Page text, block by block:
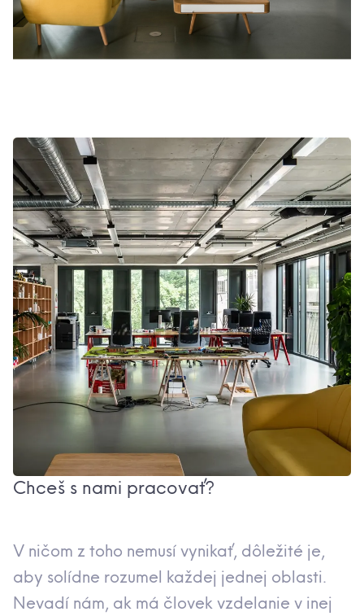
Chceš s nami pracovať?
V ničom z toho nemusí vynikať, dôležité je,
aby solídne rozumel každej jednej oblasti.
Nevadí nám, ak má človek vzdelanie v inej